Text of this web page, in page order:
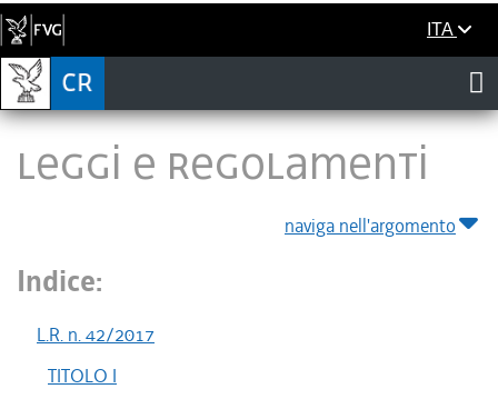
ITA
LEGGI E REGOLAMENTI
naviga nell'argomento
Indice:
L.R. n. 42/2017
TITOLO I